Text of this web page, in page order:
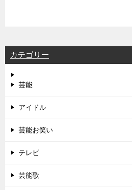
カテゴリー
芸能
アイドル
芸能お笑い
テレビ
芸能歌